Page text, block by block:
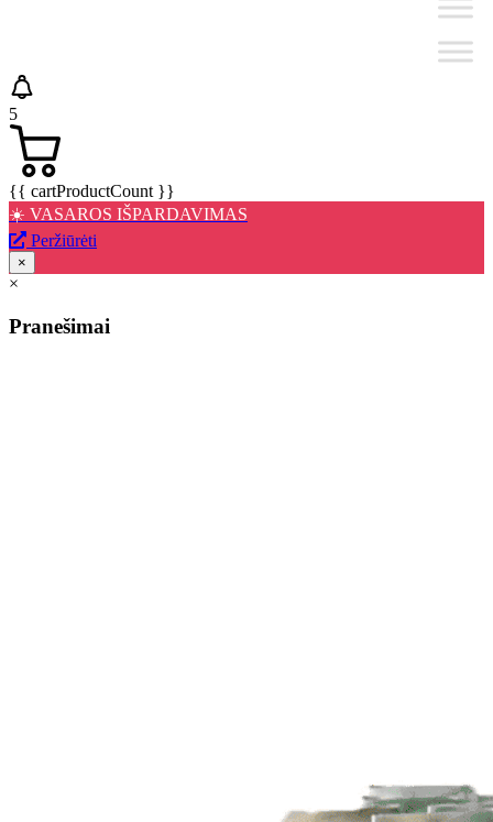
5
{{ cartProductCount }}
☀️ VASAROS IŠPARDAVIMAS
Peržiūrėti
×
×
Pranešimai